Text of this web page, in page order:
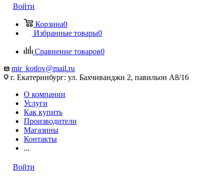
Войти
Корзина0
Избранные товары0
Сравнение товаров0
mir_kotlov@mail.ru
г. Екатеринбург: ул. Бахчиванджи 2, павильон А8/16
О компании
Услуги
Как купить
Производители
Магазины
Контакты
...
Войти